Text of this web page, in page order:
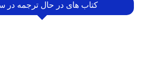
کتاب های در حال ترجمه در